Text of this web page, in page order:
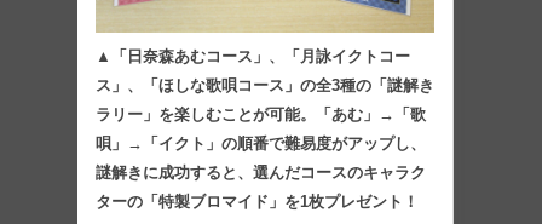
▲「日奈森あむコース」、「月詠イクトコー
ス」、「ほしな歌唄コース」の全3種の「謎解き
ラリー」を楽しむことが可能。「あむ」→「歌
唄」→「イクト」の順番で難易度がアップし、
謎解きに成功すると、選んだコースのキャラク
ターの「特製ブロマイド」を1枚プレゼント！